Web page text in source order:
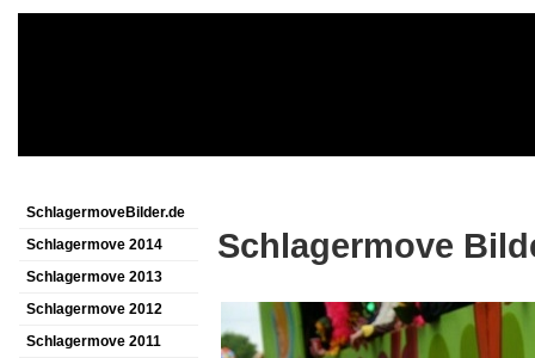
SchlagermoveBilder.de
Schlagermove 2014
Schlagermove 2013
Schlagermove 2012
Schlagermove 2011
Schlagermove